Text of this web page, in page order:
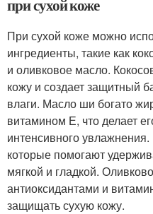
при сухой коже
При сухой коже можно
ингредиенты, такие как
и оливковое масло.
кожу и создает защитный
влаги. Масло ши богато
витамином Е, что делает
интенсивного
которые помогают
мягкой и гладкой.
антиоксидантами и
защищать сухую кожу.